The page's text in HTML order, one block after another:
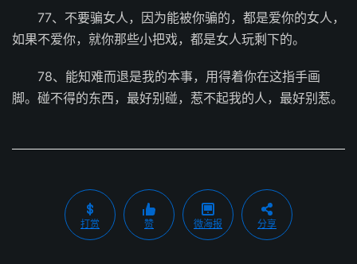
77、不要骗女人，因为能被你骗的，都是爱你的女人，
如果不爱你，就你那些小把戏，都是女人玩剩下的。
78、能知难而退是我的本事，用得着你在这指手画
脚。碰不得的东西，最好别碰，惹不起我的人，最好别惹。
打赏 赞 微海报 分享